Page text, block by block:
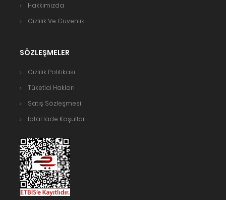
Hakkımızda
Gizlilik Ve Güvenlik
SÖZLEŞMELER
Gizlilik Politikası
Tüketici Hakları
Satış Sözleşmesi
İptal İade Koşulları